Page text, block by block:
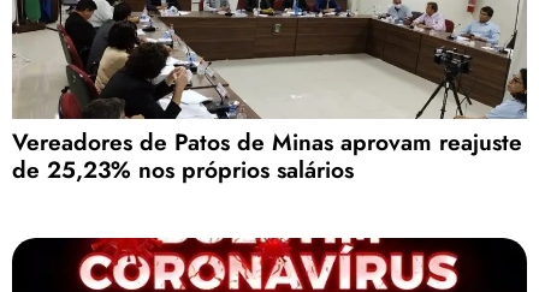
Vereadores de Patos de Minas aprovam reajuste
de 25,23% nos próprios salários